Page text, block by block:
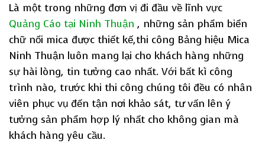
Là một trong những đơn vị đi đầu về lĩnh vực
Quảng Cáo tại Ninh Thuận , những sản phẩm biển
chữ nổi mica được thiết kế,thi công Bảng hiệu Mica
Ninh Thuận luôn mang lại cho khách hàng những
sự hài lòng, tin tưởng cao nhất. Với bất kì công
trình nào, trước khi thi công chúng tôi đều có nhân
viên phục vụ đến tận nơi khảo sát, tư vấn lên ý
tưởng sản phẩm hợp lý nhất cho không gian mà
khách hàng yêu cầu.